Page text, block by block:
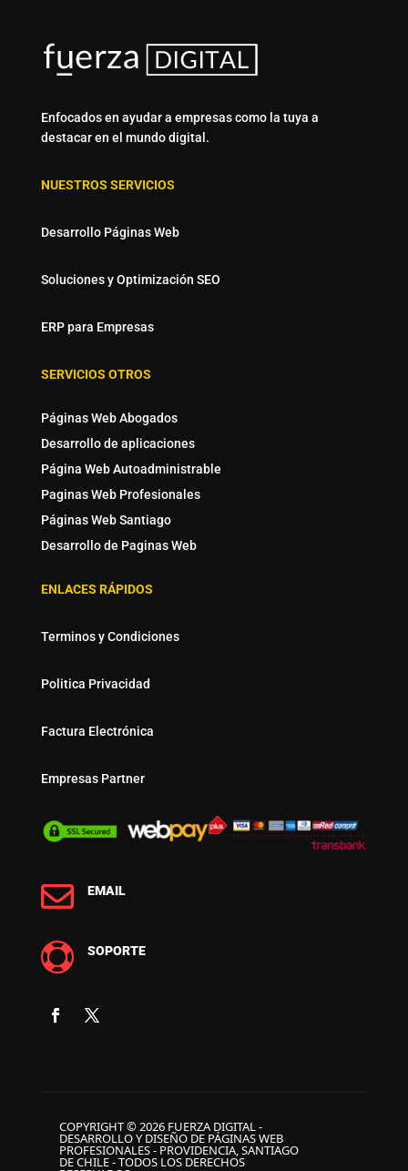
Enfocados en ayudar a empresas como la tuya a
destacar en el mundo digital.
NUESTROS SERVICIOS
Desarrollo Páginas Web
Soluciones y Optimización SEO
ERP para Empresas
SERVICIOS OTROS
Páginas Web Abogados
Desarrollo de aplicaciones
Página Web Autoadministrable
Paginas Web Profesionales
Páginas Web Santiago
Desarrollo de Paginas Web
ENLACES RÁPIDOS
Terminos y Condiciones
Politica Privacidad
Factura Electrónica
Empresas Partner
 EMAIL
 SOPORTE
COPYRIGHT © 2026 FUERZA DIGITAL -
DESARROLLO Y DISEÑO DE PÁGINAS WEB
PROFESIONALES - PROVIDENCIA, SANTIAGO
DE CHILE - TODOS LOS DERECHOS